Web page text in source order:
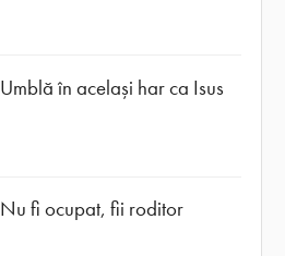
Umblă în același har ca Isus
Nu fi ocupat, fii roditor